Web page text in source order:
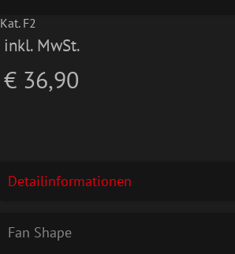
Kat. F2
inkl. MwSt.
€ 36,90
Detailinformationen
Fan Shape